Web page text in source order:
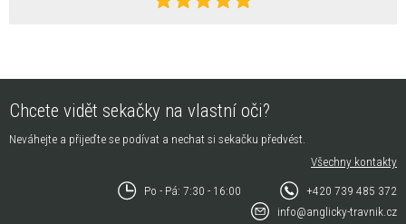
Chcete vidět sekačky na vlastní oči?
Neváhejte a přijeďte se podívat a nechat si sekačku předvést.
Všechny kontakty
Po - Pá: 7:30 - 16:00
+420 739 485 372
info@anglicky-travnik.cz